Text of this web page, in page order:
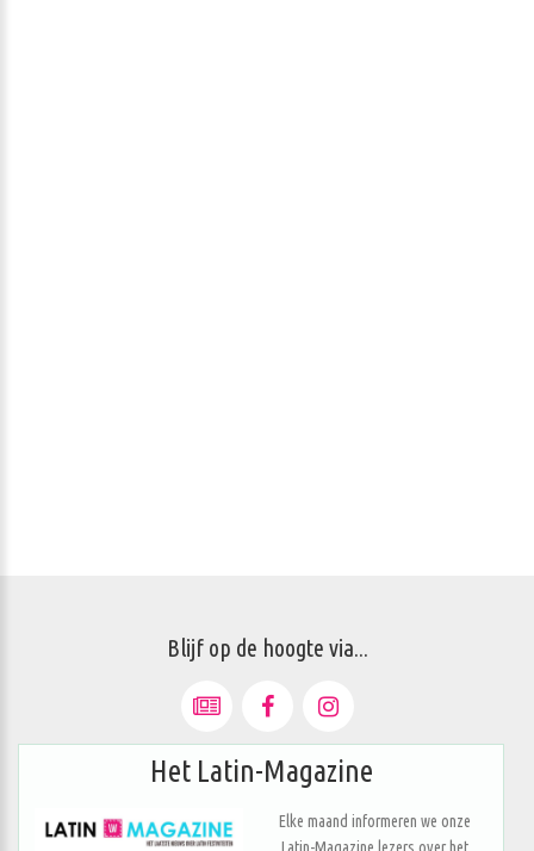
Blijf op de hoogte via...
Het Latin-Magazine
Elke maand informeren we onze